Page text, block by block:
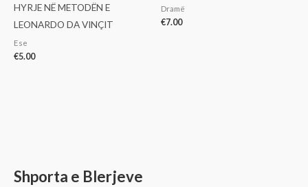
Shporta e Blerjeve
HYRJE NË METODËN E
LEONARDO DA VINÇIT
Ese
€5.00
Dramë
€7.00